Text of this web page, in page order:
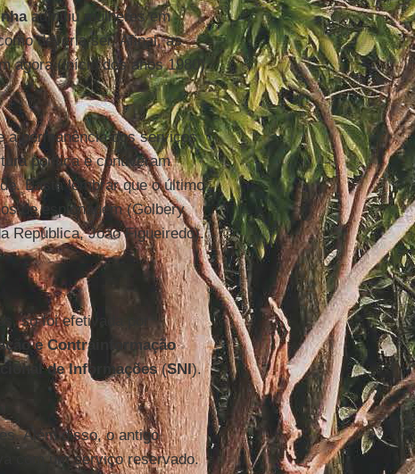
admitiu mulheres em
deveria ser. Afinal, as
agora (início dos anos 1980)
a permanência dos serviços
política e contiveram
Basta lembrar que o último
de espionagem (Golbery
República, João Figueiredo).
só foi efetivada por
e Contrainformação
de Informações(SNI).
Além disso, o antigo
com um serviço reservado.